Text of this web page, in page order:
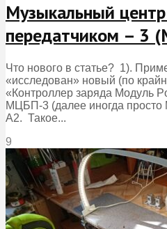
Музыкальный
передатчиком – 3
Что нового в статье? 1).
«исследован» новый (по
«Контроллер заряда Модуль
МЦБП-3 (далее иногда просто
А2. Такое...
9